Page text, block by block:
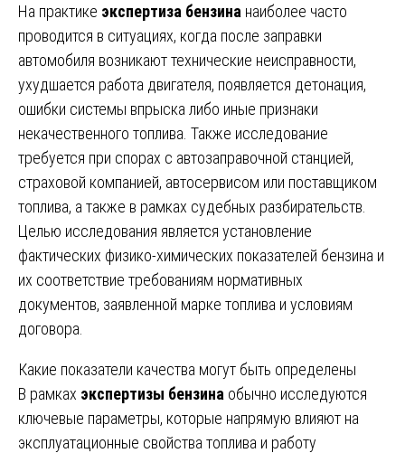
На практике экспертиза бензина наиболее часто
проводится в ситуациях, когда после заправки
автомобиля возникают технические неисправности,
ухудшается работа двигателя, появляется детонация,
ошибки системы впрыска либо иные признаки
некачественного топлива. Также исследование
требуется при спорах с автозаправочной станцией,
страховой компанией, автосервисом или поставщиком
топлива, а также в рамках судебных разбирательств.
Целью исследования является установление
фактических физико-химических показателей бензина и
их соответствие требованиям нормативных
документов, заявленной марке топлива и условиям
договора.
Какие показатели качества могут быть определены
В рамках экспертизы бензина обычно исследуются
ключевые параметры, которые напрямую влияют на
эксплуатационные свойства топлива и работу